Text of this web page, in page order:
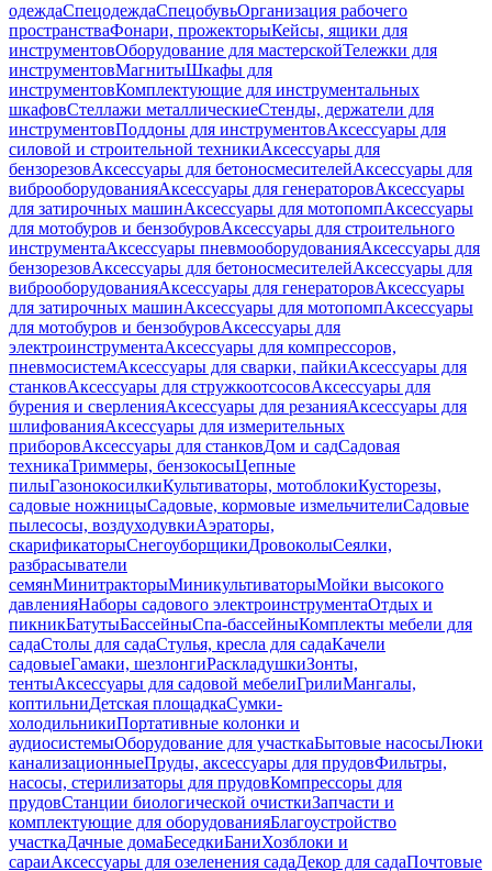
одеждаСпецодеждаСпецобувьОрганизация рабочего
пространстваФонари, прожекторыКейсы, ящики для
инструментовОборудование для мастерскойТележки для
инструментовМагнитыШкафы для
инструментовКомплектующие для инструментальных
шкафовСтеллажи металлическиеСтенды, держатели для
инструментовПоддоны для инструментовАксессуары для
силовой и строительной техникиАксессуары для
бензорезовАксессуары для бетоносмесителейАксессуары для
виброоборудованияАксессуары для генераторовАксессуары
для затирочных машинАксессуары для мотопомпАксессуары
для мотобуров и бензобуровАксессуары для строительного
инструментаАксессуары пневмооборудованияАксессуары для
бензорезовАксессуары для бетоносмесителейАксессуары для
виброоборудованияАксессуары для генераторовАксессуары
для затирочных машинАксессуары для мотопомпАксессуары
для мотобуров и бензобуровАксессуары для
электроинструментаАксессуары для компрессоров,
пневмосистемАксессуары для сварки, пайкиАксессуары для
станковАксессуары для стружкоотсосовАксессуары для
бурения и сверленияАксессуары для резанияАксессуары для
шлифованияАксессуары для измерительных
приборовАксессуары для станковДом и садСадовая
техникаТриммеры, бензокосыЦепные
пилыГазонокосилкиКультиваторы, мотоблокиКусторезы,
садовые ножницыСадовые, кормовые измельчителиСадовые
пылесосы, воздуходувкиАэраторы,
скарификаторыСнегоуборщикиДровоколыСеялки,
разбрасыватели
семянМинитракторыМиникультиваторыМойки высокого
давленияНаборы садового электроинструментаОтдых и
пикникБатутыБассейныСпа-бассейныКомплекты мебели для
садаСтолы для садаСтулья, кресла для садаКачели
садовыеГамаки, шезлонгиРаскладушкиЗонты,
тентыАксессуары для садовой мебелиГрилиМангалы,
коптильниДетская площадкаСумки-
холодильникиПортативные колонки и
аудиосистемыОборудование для участкаБытовые насосыЛюки
канализационныеПруды, аксессуары для прудовФильтры,
насосы, стерилизаторы для прудовКомпрессоры для
прудовСтанции биологической очисткиЗапчасти и
комплектующие для оборудованияБлагоустройство
участкаДачные домаБеседкиБаниХозблоки и
сараиАксессуары для озеленения садаДекор для садаПочтовые